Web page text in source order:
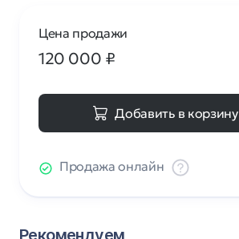
Цена продажи
120 000 ₽
Добавить в корзину
Продажа онлайн
Рекомендуем